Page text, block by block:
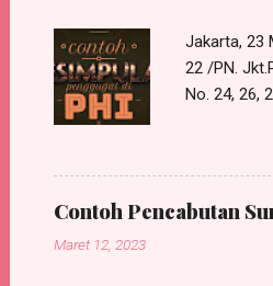
Jakarta, 23
22 /PN.
No. 24,
Law
Jakarta
POKOK
Contoh Pencabutan
Maret 12, 2023